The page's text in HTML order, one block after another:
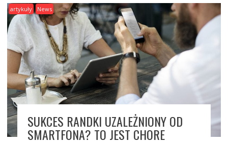
artykuły News
SUKCES RANDKI UZALEŻNIONY OD
SMARTFONA? TO JEST CHORE